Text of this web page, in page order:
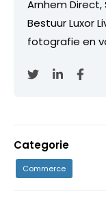
Arnhem Direct,
Bestuur Luxor
fotografie en
Categorie
Commerce